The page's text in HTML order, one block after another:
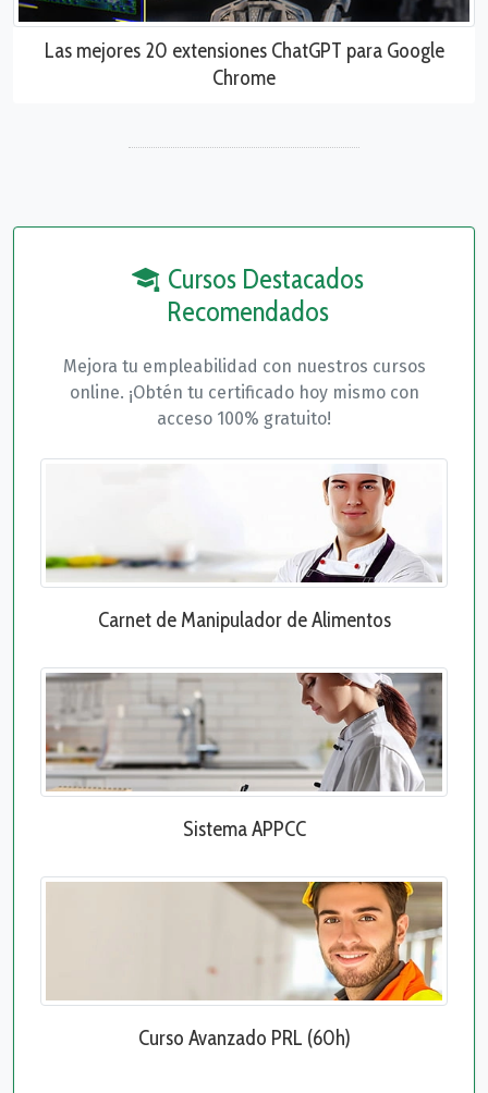
Las mejores 20 extensiones ChatGPT para Google
Chrome
Cursos Destacados
Recomendados
Mejora tu empleabilidad con nuestros cursos
online. ¡Obtén tu certificado hoy mismo con
acceso 100% gratuito!
Carnet de Manipulador de Alimentos
Sistema APPCC
Curso Avanzado PRL (60h)